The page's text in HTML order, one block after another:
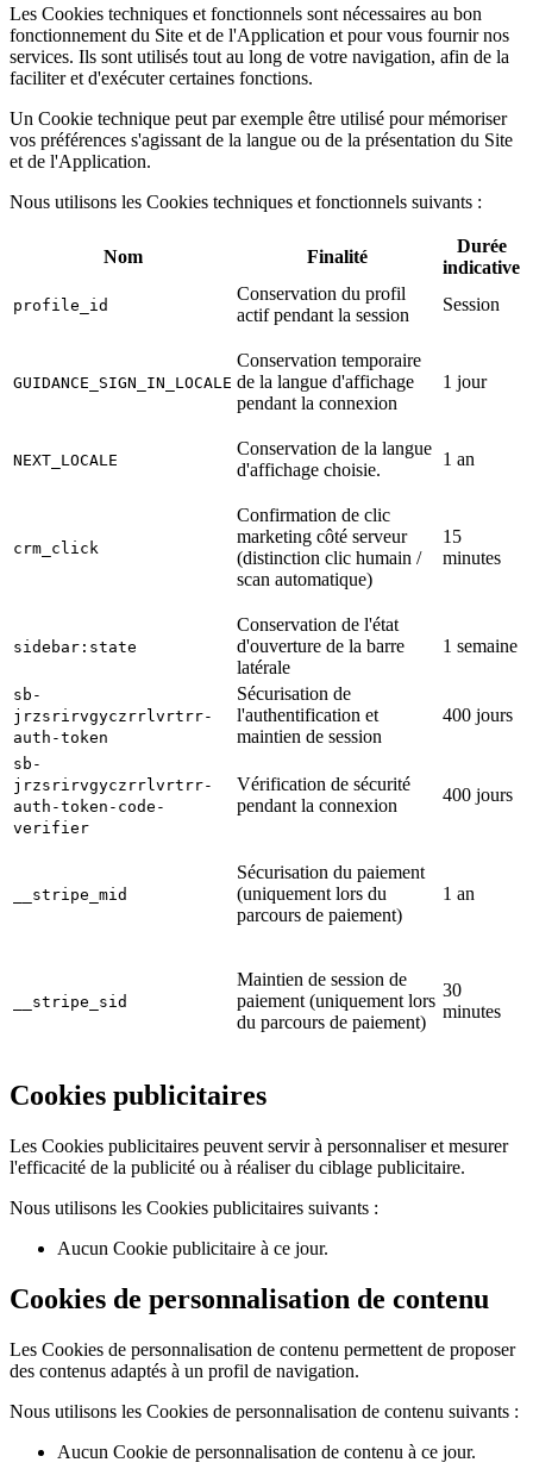
Les Cookies techniques et fonctionnels sont nécessaires au bon
fonctionnement du Site et de l'Application et pour vous fournir nos
services. Ils sont utilisés tout au long de votre navigation, afin de la
faciliter et d'exécuter certaines fonctions.
Un Cookie technique peut par exemple être utilisé pour mémoriser
vos préférences s'agissant de la langue ou de la présentation du Site
et de l'Application.
Nous utilisons les Cookies techniques et fonctionnels suivants :
Nom Finalité
Durée
indicative
profile_id
Conservation du profil
actif pendant la session
Session
GUIDANCE_SIGN_IN_LOCALE
Conservation temporaire
de la langue d'affichage
pendant la connexion
1 jour
NEXT_LOCALE
Conservation de la langue
d'affichage choisie.
1 an
crm_click
Confirmation de clic
marketing côté serveur
(distinction clic humain /
scan automatique)
15
minutes
sidebar:state
Conservation de l'état
d'ouverture de la barre
latérale
1 semaine
sb-
jrzsrirvgyczrrlvrtrr-
auth-token
Sécurisation de
l'authentification et
maintien de session
400 jours
sb-
jrzsrirvgyczrrlvrtrr-
auth-token-code-
verifier
Vérification de sécurité
pendant la connexion
400 jours
__stripe_mid
Sécurisation du paiement
(uniquement lors du
parcours de paiement)
1 an
__stripe_sid
Maintien de session de
paiement (uniquement lors
du parcours de paiement)
30
minutes
Cookies publicitaires
Les Cookies publicitaires peuvent servir à personnaliser et mesurer
l'efficacité de la publicité ou à réaliser du ciblage publicitaire.
Nous utilisons les Cookies publicitaires suivants :
Aucun Cookie publicitaire à ce jour.
Cookies de personnalisation de contenu
Les Cookies de personnalisation de contenu permettent de proposer
des contenus adaptés à un profil de navigation.
Nous utilisons les Cookies de personnalisation de contenu suivants :
Aucun Cookie de personnalisation de contenu à ce jour.